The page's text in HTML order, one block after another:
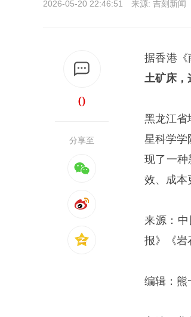
2026-05-20 22:46:51 来源: 吉刻新闻
0
分享至
据香港《
土矿床，
黑龙江省
星科学学
现了一种
效、成本
来源：
报》《岩
编辑：